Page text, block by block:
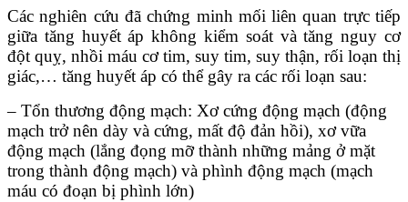
Các nghiên cứu đã chứng minh mối liên quan trực tiếp
giữa tăng huyết áp không kiểm soát và tăng nguy cơ
đột quỵ, nhồi máu cơ tim, suy tim, suy thận, rối loạn thị
giác,… tăng huyết áp có thể gây ra các rối loạn sau:
– Tổn thương động mạch: Xơ cứng động mạch (động
mạch trở nên dày và cứng, mất độ đản hồi), xơ vữa
động mạch (lắng đọng mỡ thành những mảng ở mặt
trong thành động mạch) và phình động mạch (mạch
máu có đoạn bị phình lớn)